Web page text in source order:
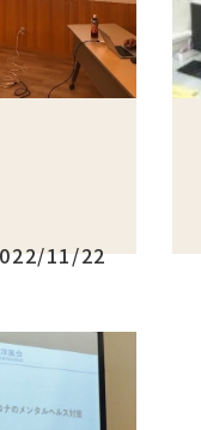
11/22